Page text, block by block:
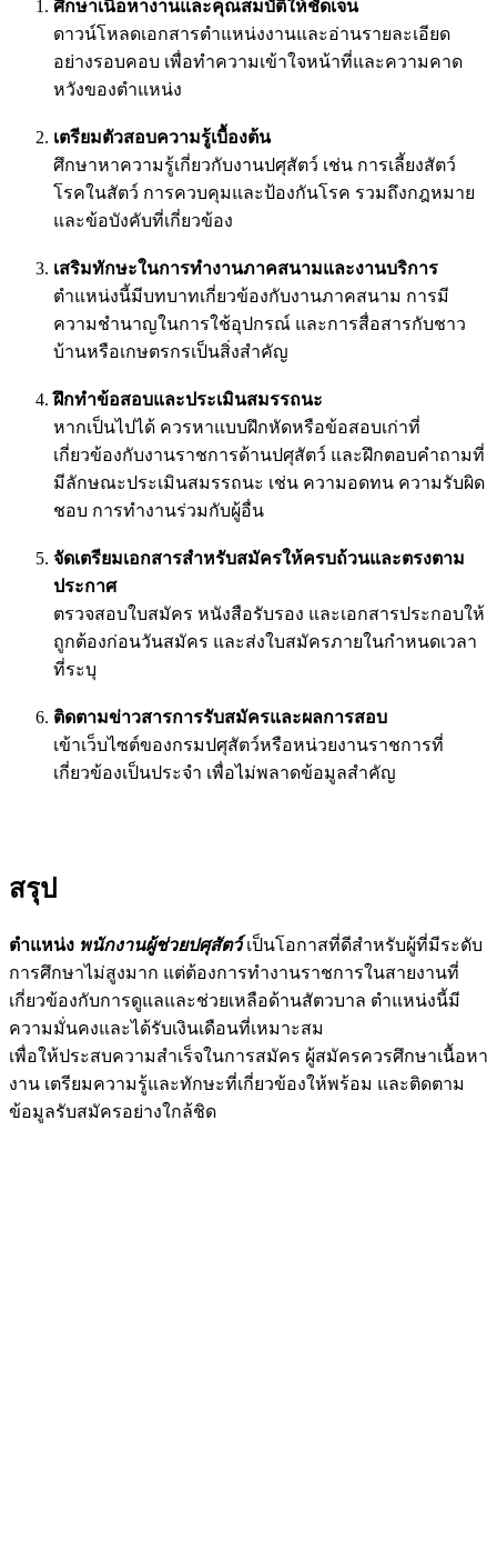
ศึกษาเนื้อหางานและคุณสมบัติให้ชัดเจน
ดาวน์โหลดเอกสารตำแหน่งงานและอ่านรายละเอียด
อย่างรอบคอบ เพื่อทำความเข้าใจหน้าที่และความคาด
หวังของตำแหน่ง
เตรียมตัวสอบความรู้เบื้องต้น
ศึกษาหาความรู้เกี่ยวกับงานปศุสัตว์ เช่น การเลี้ยงสัตว์
โรคในสัตว์ การควบคุมและป้องกันโรค รวมถึงกฎหมาย
และข้อบังคับที่เกี่ยวข้อง
เสริมทักษะในการทำงานภาคสนามและงานบริการ
ตำแหน่งนี้มีบทบาทเกี่ยวข้องกับงานภาคสนาม การมี
ความชำนาญในการใช้อุปกรณ์ และการสื่อสารกับชาว
บ้านหรือเกษตรกรเป็นสิ่งสำคัญ
ฝึกทำข้อสอบและประเมินสมรรถนะ
หากเป็นไปได้ ควรหาแบบฝึกหัดหรือข้อสอบเก่าที่
เกี่ยวข้องกับงานราชการด้านปศุสัตว์ และฝึกตอบคำถามที่
มีลักษณะประเมินสมรรถนะ เช่น ความอดทน ความรับผิด
ชอบ การทำงานร่วมกับผู้อื่น
จัดเตรียมเอกสารสำหรับสมัครให้ครบถ้วนและตรงตาม
ประกาศ
ตรวจสอบใบสมัคร หนังสือรับรอง และเอกสารประกอบให้
ถูกต้องก่อนวันสมัคร และส่งใบสมัครภายในกำหนดเวลา
ที่ระบุ
ติดตามข่าวสารการรับสมัครและผลการสอบ
เข้าเว็บไซต์ของกรมปศุสัตว์หรือหน่วยงานราชการที่
เกี่ยวข้องเป็นประจำ เพื่อไม่พลาดข้อมูลสำคัญ
สรุป
ตำแหน่ง พนักงานผู้ช่วยปศุสัตว์เป็นโอกาสที่ดีสำหรับผู้ที่มีระดับ
การศึกษาไม่สูงมาก แต่ต้องการทำงานราชการในสายงานที่
เกี่ยวข้องกับการดูแลและช่วยเหลือด้านสัตวบาล ตำแหน่งนี้มี
ความมั่นคงและได้รับเงินเดือนที่เหมาะสม
เพื่อให้ประสบความสำเร็จในการสมัคร ผู้สมัครควรศึกษาเนื้อหา
งาน เตรียมความรู้และทักษะที่เกี่ยวข้องให้พร้อม และติดตาม
ข้อมูลรับสมัครอย่างใกล้ชิด